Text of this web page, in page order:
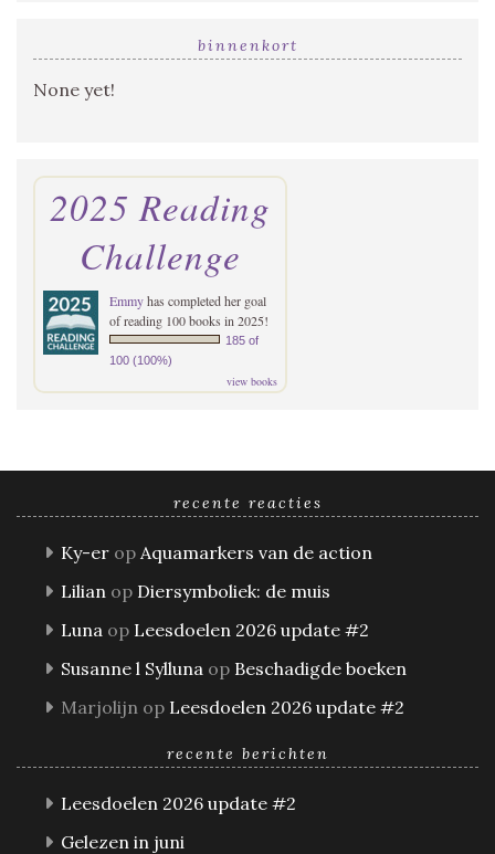
binnenkort
None yet!
2025 Reading
Challenge
Emmyhas completed her goal
of reading 100 books in 2025!
185 of
100 (100%)
view books
recente reacties
Ky-er op Aquamarkers van de action
Lilian op Diersymboliek: de muis
Luna op Leesdoelen 2026 update #2
Susanne l Sylluna op Beschadigde boeken
Marjolijn op Leesdoelen 2026 update #2
recente berichten
Leesdoelen 2026 update #2
Gelezen in juni